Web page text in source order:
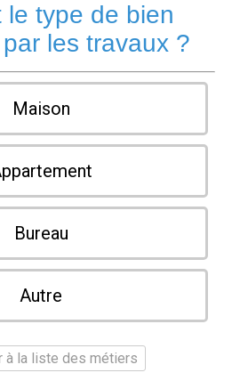
le type de bien
les travaux ?
Maison
Bureau
Autre
à la liste des métiers